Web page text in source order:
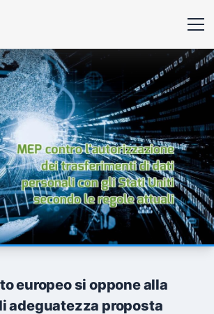
europeo si oppone alla
adeguatezza proposta